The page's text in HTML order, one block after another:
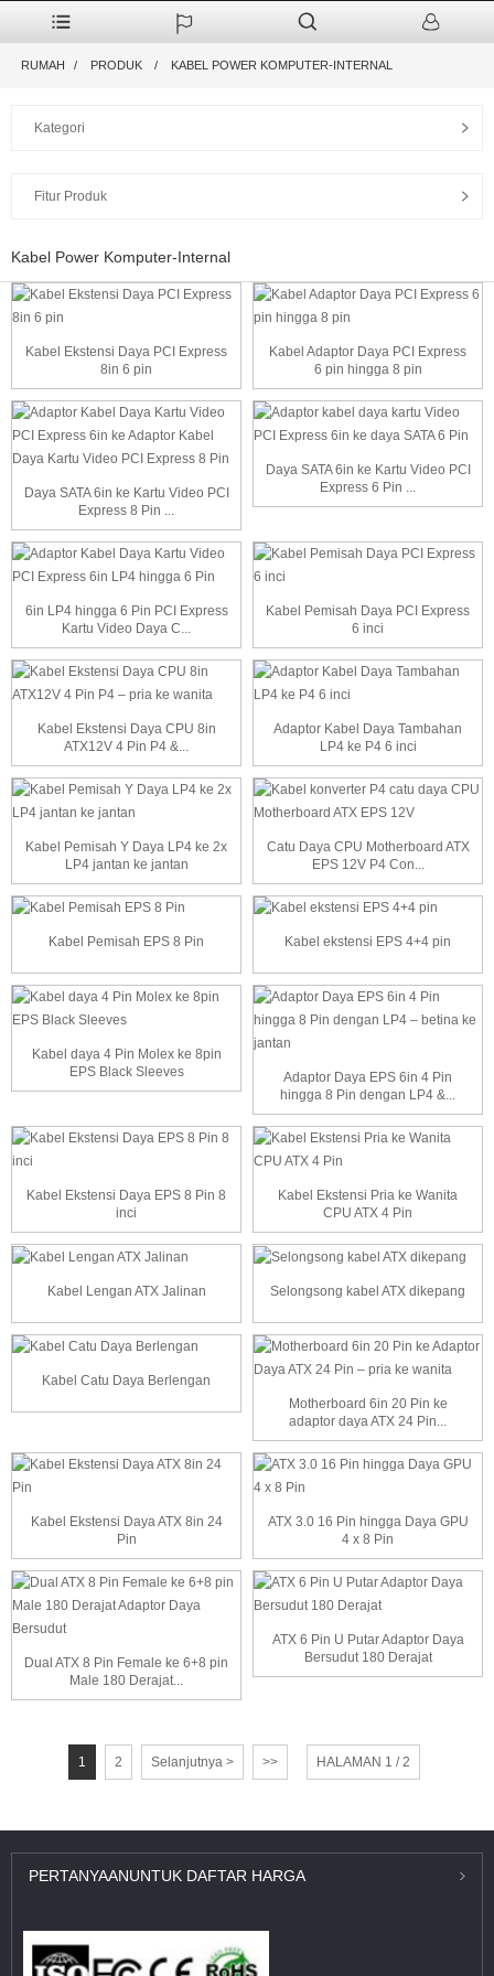
RUMAH PRODUK KABEL POWER KOMPUTER-INTERNAL
Kategori
Fitur Produk
Kabel Power Komputer-Internal
Kabel Ekstensi Daya PCI Express
8in 6 pin
Kabel Adaptor Daya PCI Express
6 pin hingga 8 pin
Daya SATA 6in ke Kartu Video PCI
Express 8 Pin ...
Daya SATA 6in ke Kartu Video PCI
Express 6 Pin ...
6in LP4 hingga 6 Pin PCI Express
Kartu Video Daya C...
Kabel Pemisah Daya PCI Express
6 inci
Kabel Ekstensi Daya CPU 8in
ATX12V 4 Pin P4 &...
Adaptor Kabel Daya Tambahan
LP4 ke P4 6 inci
Kabel Pemisah Y Daya LP4 ke 2x
LP4 jantan ke jantan
Catu Daya CPU Motherboard ATX
EPS 12V P4 Con...
Kabel Pemisah EPS 8 Pin Kabel ekstensi EPS 4+4 pin
Kabel daya 4 Pin Molex ke 8pin
EPS Black Sleeves
Adaptor Daya EPS 6in 4 Pin
hingga 8 Pin dengan LP4 &...
Kabel Ekstensi Daya EPS 8 Pin 8
inci
Kabel Ekstensi Pria ke Wanita
CPU ATX 4 Pin
Kabel Lengan ATX Jalinan Selongsong kabel ATX dikepang
Kabel Catu Daya Berlengan
Motherboard 6in 20 Pin ke
adaptor daya ATX 24 Pin...
Kabel Ekstensi Daya ATX 8in 24
Pin
ATX 3.0 16 Pin hingga Daya GPU
4 x 8 Pin
Dual ATX 8 Pin Female ke 6+8 pin
Male 180 Derajat...
ATX 6 Pin U Putar Adaptor Daya
Bersudut 180 Derajat
1 2 Selanjutnya > >> HALAMAN 1 / 2
PERTANYAANUNTUK DAFTAR HARGA